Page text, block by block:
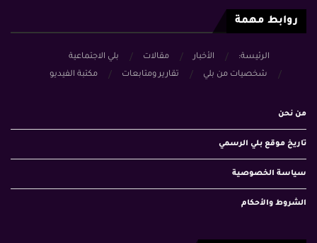
روابط مهمة
الرئيسة: الأخبار مقالات
بلي الاجتماعية
شخصيات من بلي
تقارير ومتابعات مكتبة الفيديو
من نحن
تاريخ موقع بلي الرسمي
سياسة الخصوصية
الشروط والأحكام